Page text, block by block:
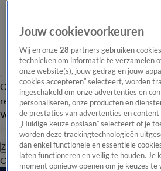
Overzicht Laatste nieuws Regionieuws Het
redactie
Volg Hart van Nederland
Zoeken
OverzichtRegioUitzendingenWeerTip
Jouw cookievoorkeuren
Wij en onze28 partners gebruiken
technieken om informatie te verzamelen
onze website(s), jouw gedrag en jouw
cookies accepteren” selecteert, worden
ingeschakeld om onze advertenties en
personaliseren, onze producten en
de prestaties van advertenties en
„Huidige keuze opslaan” selecteert of je
worden deze trackingtechnologieën
dan enkel functionele en essentiële
laten functioneren en veilig te houden. Je
moment opnieuw openen om je keuzes te